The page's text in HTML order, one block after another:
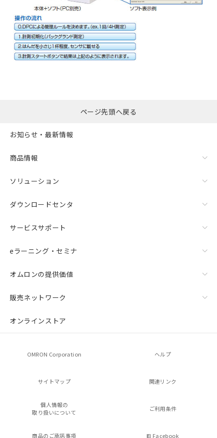
ページ先頭へ戻る
お知らせ・最新情報
商品情報
ソリューション
ダウンロードセンタ
サービスサポート
eラーニング・セミナ
オムロンの提供価値
販売ネットワーク
オンラインストア
OMRON Corporation ヘルプ
サイトマップ 関連リンク
個人情報の
取り扱いについて
ご利用条件
商品のご承諾事項 Facebook